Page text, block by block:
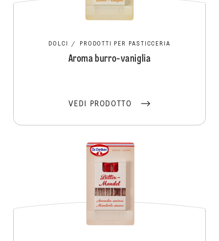
DOLCI / PRODOTTI PER PASTICCERIA
Aroma burro-vaniglia
VEDI PRODOTTO